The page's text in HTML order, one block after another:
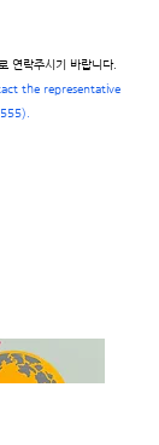
연락주시기 바랍니다.
the representative